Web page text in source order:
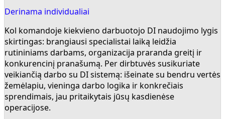
Derinama individualiai
Kol komandoje kiekvieno darbuotojo DI naudojimo lygis
skirtingas: brangiausi specialistai laiką leidžia
rutininiams darbams, organizacija praranda greitį ir
konkurencinį pranašumą. Per dirbtuvės susikuriate
veikiančią darbo su DI sistemą: išeinate su bendru vertės
žemėlapiu, vieninga darbo logika ir konkrečiais
sprendimais, jau pritaikytais jūsų kasdienėse
operacijose.